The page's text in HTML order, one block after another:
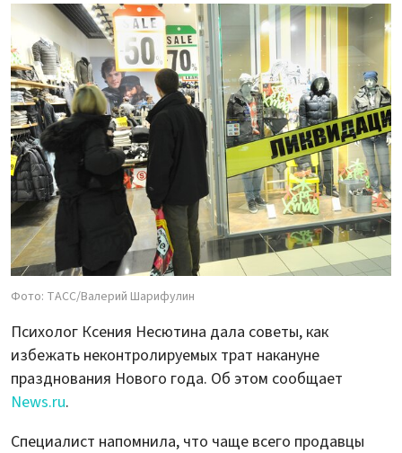
Фото: ТАСС/Валерий Шарифулин
Психолог Ксения Несютина дала советы, как
избежать неконтролируемых трат накануне
празднования Нового года. Об этом сообщает
News.ru.
Специалист напомнила, что чаще всего продавцы